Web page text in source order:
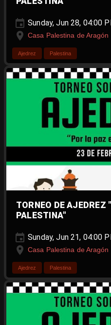
Sunday, Jun 28, 04:00
Casa Palestina de Aragón
Ajedrez Palestina
TORNEO DE AJEDREZ
PALESTINA"
Sunday, Jun 21, 04:00
Casa Palestina de Aragón
Ajedrez Palestina